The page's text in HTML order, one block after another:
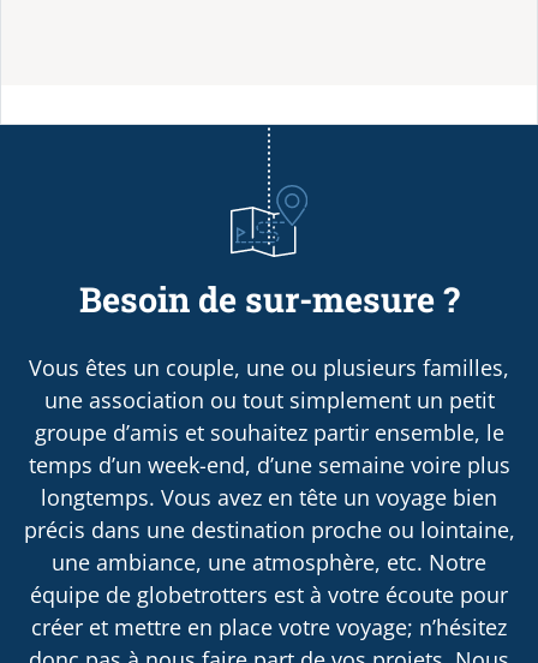
Besoin de sur-mesure ?
Vous êtes un couple, une ou plusieurs familles,
une association ou tout simplement un petit
groupe d’amis et souhaitez partir ensemble, le
temps d’un week-end, d’une semaine voire plus
longtemps. Vous avez en tête un voyage bien
précis dans une destination proche ou lointaine,
une ambiance, une atmosphère, etc. Notre
équipe de globetrotters est à votre écoute pour
créer et mettre en place votre voyage; n’hésitez